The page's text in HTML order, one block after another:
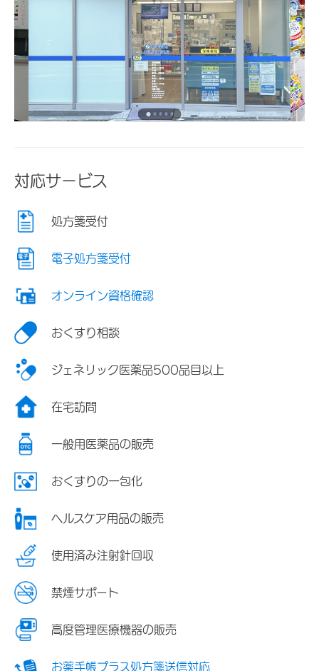
対応サービス
処方箋受付
電子処方箋受付
オンライン資格確認
おくすり相談
ジェネリック医薬品500品目以上
在宅訪問
一般用医薬品の販売
おくすりの一包化
ヘルスケア用品の販売
使用済み注射針回収
禁煙サポート
高度管理医療機器の販売
お薬手帳プラス処方箋送信対応